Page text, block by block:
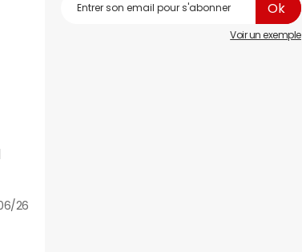
26
Voir un exemple